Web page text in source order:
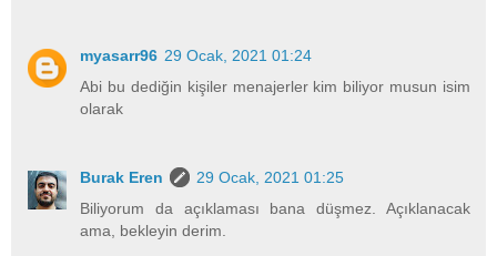
myasarr96 29 Ocak, 2021 01:24
Abi bu dediğin kişiler menajerler kim biliyor musun isim
olarak
Burak Eren
29 Ocak, 2021 01:25
Biliyorum da açıklaması bana düşmez. Açıklanacak
ama, bekleyin derim.